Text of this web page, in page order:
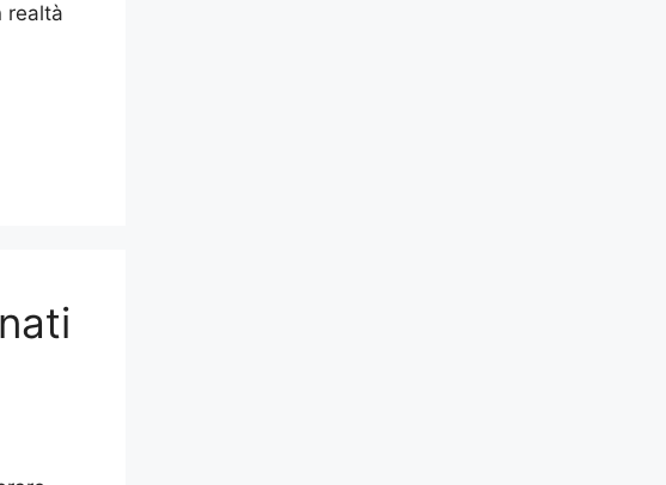
realtà